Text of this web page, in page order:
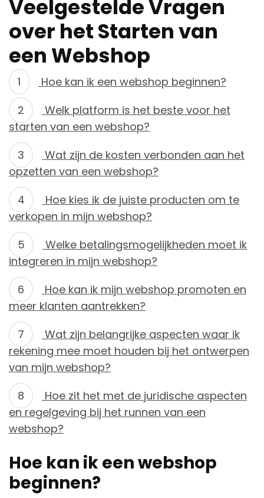
Veelgestelde Vragen
over het Starten van
een Webshop
Hoe kan ik een webshop beginnen?
Welk platform is het beste voor het
starten van een webshop?
Wat zijn de kosten verbonden aan het
opzetten van een webshop?
Hoe kies ik de juiste producten om te
verkopen in mijn webshop?
Welke betalingsmogelijkheden moet ik
integreren in mijn webshop?
Hoe kan ik mijn webshop promoten en
meer klanten aantrekken?
Wat zijn belangrijke aspecten waar ik
rekening mee moet houden bij het ontwerpen
van mijn webshop?
Hoe zit het met de juridische aspecten
en regelgeving bij het runnen van een
webshop?
Hoe kan ik een webshop
beginnen?